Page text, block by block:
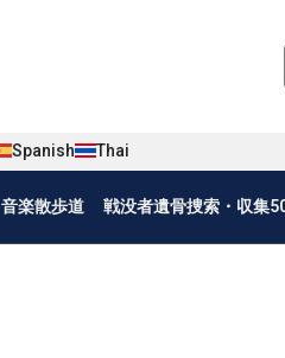
Spanish Thai
音楽散歩道 戦没者遺骨捜索・収集